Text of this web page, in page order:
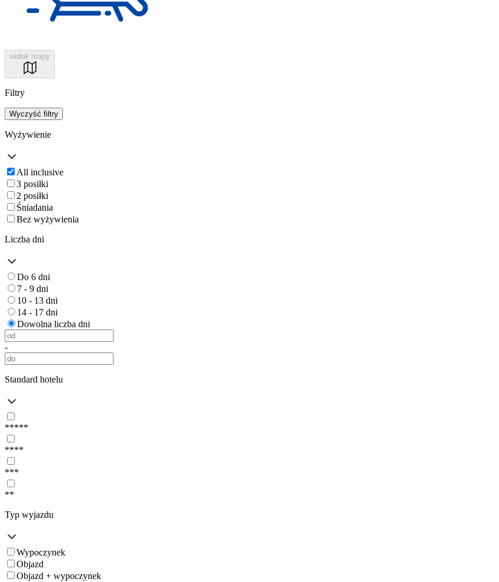
widok mapy
Filtry
Wyczyść filtry
Wyżywienie
All inclusive
3 posiłki
2 posiłki
Śniadania
Bez wyżywienia
Liczba dni
Do 6 dni
7 - 9 dni
10 - 13 dni
14 - 17 dni
Dowolna liczba dni
-
Standard hotelu
*****
****
***
**
Typ wyjazdu
Wypoczynek
Objazd
Objazd + wypoczynek